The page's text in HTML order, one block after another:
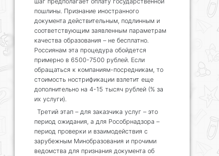
пошлины. Признание иностранного
документа действительным, подлинным и
соответствующим заявленным параметрам
качества образования – не бесплатно.
Россиянам эта процедура обойдется
примерно в 6500-7500 рублей. Если
обращаться к компаниям-посредникам, то
стоимость нострификации взлетит еще
дополнительно на 4-15 тысяч рублей (% за
их услуги).
Третий этап – для заказчика услуг – это
период ожидания, а для Рособрнадзора –
период проверки и взаимодействия с
зарубежным Минобразования и прочими
ведомства для признания документа об